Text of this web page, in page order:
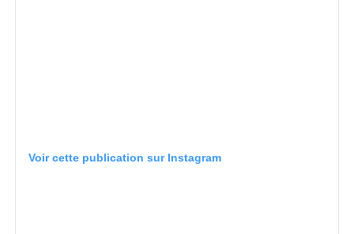
Voir cette publication sur Instagram